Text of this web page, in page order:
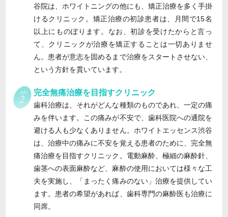
谷院は、ホワイトニングの他にも、矯正治療を多く手掛
けるクリニック。矯正治療の初診患者は、月間で15名
以上にものぼります。なお、初診を受けたからと言っ
て、クリニックが治療を矯正することは一切ありませ
ん。患者が意志を固めるまで治療をスタートさせない、
という方針を貫いています。
完全無痛治療を目指すクリニック
歯科治療は、それがどんな種類のものであれ、一定の痛
みを伴います。この痛みが不安で、歯科医院への通院を
避ける人も少なくありません。ホワイトエッセンス渋谷
は、治療中の痛みに不安を覚える患者のために、完全無
痛治療を目指すクリニック。電動麻酔、極細の麻酔針、
歯茎への表面麻酔など、麻酔の使用においては様々な工
夫を実施し、「まったく痛みのない」治療を提供してい
ます。患者の希望があれば、歯科専門の麻酔医も治療に
同席。